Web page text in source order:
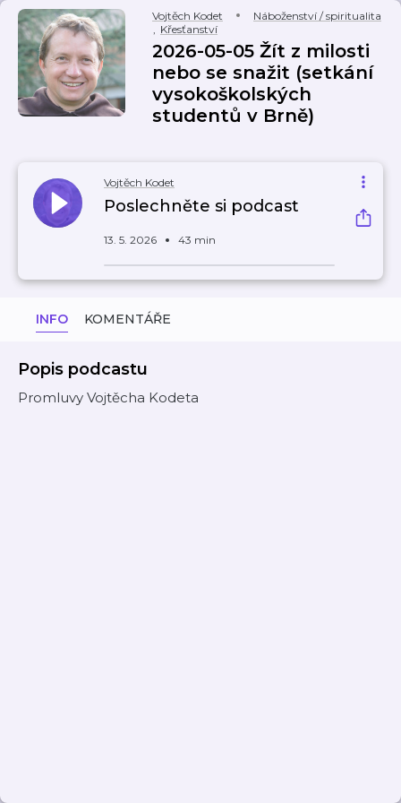
Vojtěch Kodet
Náboženství / spiritualita
, Křesťanství
2026-05-05 Žít z milosti
nebo se snažit (setkání
vysokoškolských
studentů v Brně)
Vojtěch Kodet
Poslechněte si podcast
13. 5. 2026 43 min
INFO KOMENTÁŘE
Popis podcastu
Promluvy Vojtěcha Kodeta